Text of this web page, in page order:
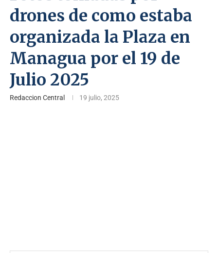
drones de como estaba
organizada la Plaza en
Managua por el 19 de
Julio 2025
Redaccion Central 19 julio, 2025